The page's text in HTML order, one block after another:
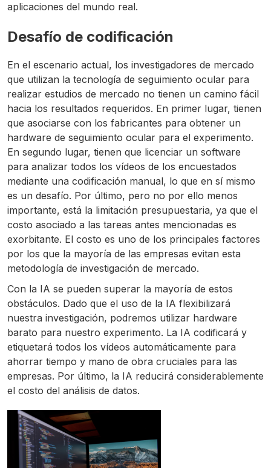
aplicaciones del mundo real.
Desafío de codificación
En el escenario actual, los investigadores de mercado
que utilizan la tecnología de seguimiento ocular para
realizar estudios de mercado no tienen un camino fácil
hacia los resultados requeridos. En primer lugar, tienen
que asociarse con los fabricantes para obtener un
hardware de seguimiento ocular para el experimento.
En segundo lugar, tienen que licenciar un software
para analizar todos los vídeos de los encuestados
mediante una codificación manual, lo que en sí mismo
es un desafío. Por último, pero no por ello menos
importante, está la limitación presupuestaria, ya que el
costo asociado a las tareas antes mencionadas es
exorbitante. El costo es uno de los principales factores
por los que la mayoría de las empresas evitan esta
metodología de investigación de mercado.
Con la IA se pueden superar la mayoría de estos
obstáculos. Dado que el uso de la IA flexibilizará
nuestra investigación, podremos utilizar hardware
barato para nuestro experimento. La IA codificará y
etiquetará todos los vídeos automáticamente para
ahorrar tiempo y mano de obra cruciales para las
empresas. Por último, la IA reducirá considerablemente
el costo del análisis de datos.